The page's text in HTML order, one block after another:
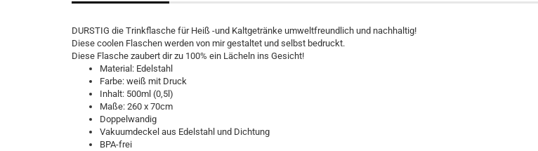
DURSTIG die Trinkflasche für Heiß -und Kaltgetränke umweltfreundlich und nachhaltig!
Diese coolen Flaschen werden von mir gestaltet und selbst bedruckt.
Diese Flasche zaubert dir zu 100% ein Lächeln ins Gesicht!
Material: Edelstahl
Farbe: weiß mit Druck
Inhalt: 500ml (0,5l)
Maße: 260 x 70cm
Doppelwandig
Vakuumdeckel aus Edelstahl und Dichtung
BPA-frei